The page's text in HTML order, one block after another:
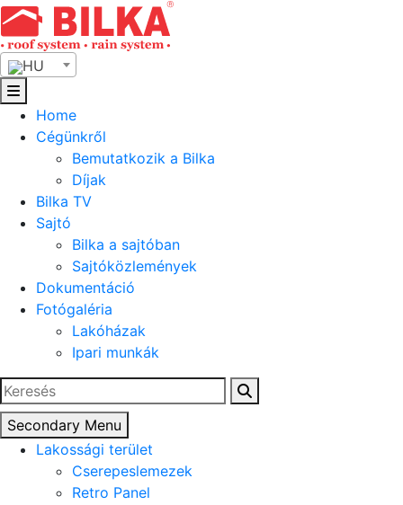
Skip
to
content
HU
Home
Cégünkről
Bemutatkozik a Bilka
Díjak
Bilka TV
Sajtó
Bilka a sajtóban
Sajtóközlemények
Dokumentáció
Fotógaléria
Lakóházak
Ipari munkák
Keresés:
Secondary Menu
Lakossági terület
Cserepeslemezek
Retro Panel